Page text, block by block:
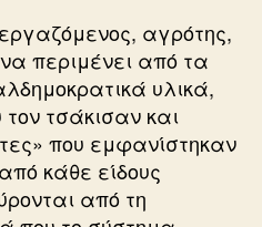
αγρότης,
περιμένει από τα
υλικά,
τσάκισαν και
που εμφανίστηκαν
κάθε είδους
από τη